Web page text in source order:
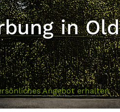
in
Angebot erhalten